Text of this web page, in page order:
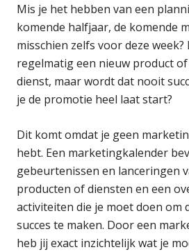
Mis je het hebben van een
komende halfjaar, de komende
misschien zelfs voor deze week?
regelmatig een nieuw product
dienst, maar wordt dat nooit
je de promotie heel laat start?
Dit komt omdat je geen
hebt. Een marketingkalender
gebeurtenissen en lanceringen
producten of diensten en een
activiteiten die je moet doen om
succes te maken. Door een
heb jij exact inzichtelijk wat je